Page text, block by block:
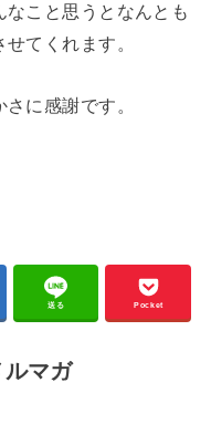
こと思うとなんとも
てくれます。
に感謝です。
送る Pocket
マガ